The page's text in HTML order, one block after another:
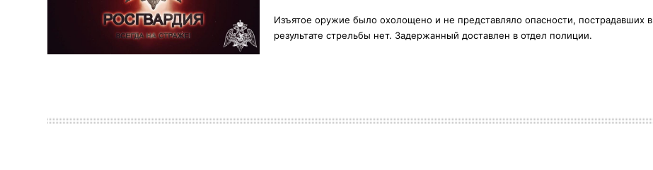
Изъятое оружие было охолощено и не представляло опасности, пострадавших в
результате стрельбы нет. Задержанный доставлен в отдел полиции.